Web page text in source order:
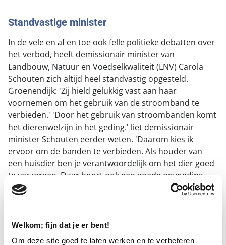
Welkom; fijn dat je er bent!
Om deze site goed te laten werken en te verbeteren
Standvastige minister
In de vele en af en toe ook felle politieke debatten over
het verbod, heeft demissionair minister van
Landbouw, Natuur en Voedselkwaliteit (LNV) Carola
Schouten zich altijd heel standvastig opgesteld.
Groenendijk: 'Zij hield gelukkig vast aan haar
voornemen om het gebruik van de stroomband te
verbieden.' 'Door het gebruik van stroombanden komt
het dierenwelzijn in het geding.' liet demissionair
minister Schouten eerder weten. 'Daarom kies ik
ervoor om de banden te verbieden. Als houder van
een huisdier ben je verantwoordelijk om het dier goed
te verzorgen. Daar hoort ook een goede opvoeding –
zonder gebruik van een stroomband – bij.'
Het verbod staat in onderdeel h van artikel 1.3 van het